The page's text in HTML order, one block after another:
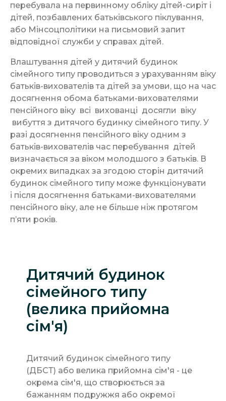
перебувала на первинному обліку дітей-сиріт і
дітей, позбавлених батьківського піклування,
або Мінсоцполітики на письмовий запит
відповідної служби у справах дітей.
Влаштування дітей у дитячий будинок
сімейного типу проводиться з урахуванням віку
батьків-вихователів та дітей за умови, що на час
досягнення обома батьками-вихователями
пенсійного віку всі вихованці досягли віку
вибуття з дитячого будинку сімейного типу. У
разі досягнення пенсійного віку одним з
батьків-вихователів час перебування дітей
визначається за віком молодшого з батьків. В
окремих випадках за згодою сторін дитячий
будинок сімейного типу може функціонувати
і після досягнення батьками-вихователями
пенсійного віку, але не більше ніж протягом
п’яти років.
Дитячий будинок
сімейного типу
(велика прийомна
сім'я)
Дитячий будинок сімейного типу
(ДБСТ) або велика прийомна сім'я - це
окрема сім'я, що створюється за
бажанням подружжя або окремої